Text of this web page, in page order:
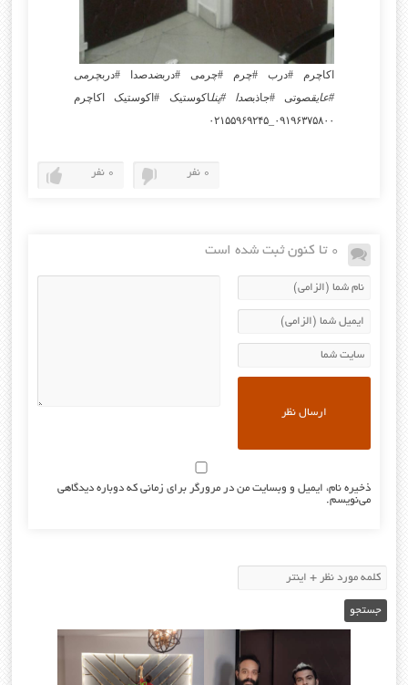
اکاچرم #درب #چرم #چرمی #دربضد صدا #دربچرمی
#عایقصوتی #جاذبصدا #پنلاکوستیک #اکوستیک اکاچرم
۰۹۱۹۶۳۷۵۸۰۰_۰۲۱۵۵۹۶۹۲۴۵
0 نفر 0 نفر
0 تا کنون ثبت شده است
ذخیره نام، ایمیل و وبسایت من در مرورگر برای زمانی که دوباره دیدگاهی
می‌نویسم.